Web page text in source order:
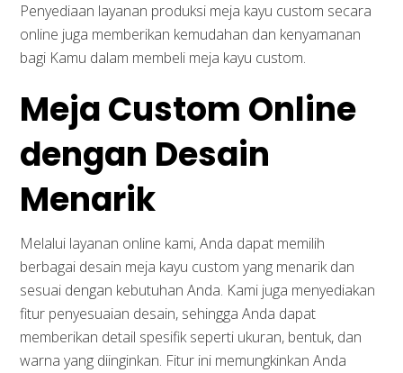
Penyediaan layanan produksi meja kayu custom secara
online juga memberikan kemudahan dan kenyamanan
bagi Kamu dalam membeli meja kayu custom.
Meja Custom Online
dengan Desain
Menarik
Melalui layanan online kami, Anda dapat memilih
berbagai desain meja kayu custom yang menarik dan
sesuai dengan kebutuhan Anda. Kami juga menyediakan
fitur penyesuaian desain, sehingga Anda dapat
memberikan detail spesifik seperti ukuran, bentuk, dan
warna yang diinginkan. Fitur ini memungkinkan Anda